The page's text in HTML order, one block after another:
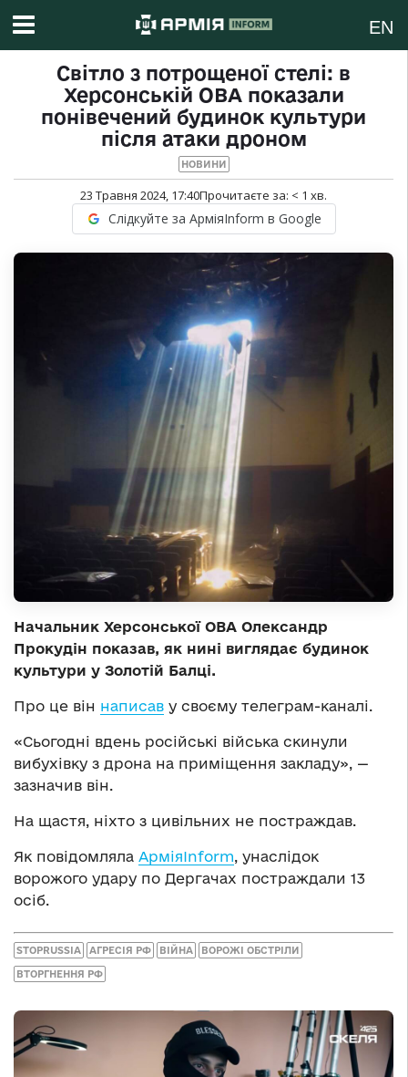
EN
Світло з потрощеної стелі: в
Херсонській ОВА показали
понівечений будинок культури
після атаки дроном
НОВИНИ
23 Травня 2024, 17:40Прочитаєте за: < 1 хв.
Слідкуйте за АрміяInform в Google
Начальник Херсонської ОВА Олександр
Прокудін показав, як нині виглядає будинок
культури у Золотій Балці.
Про це він написав у своєму телеграм-каналі.
«Сьогодні вдень російські війська скинули
вибухівку з дрона на приміщення закладу», —
зазначив він.
На щастя, ніхто з цивільних не постраждав.
Як повідомляла АрміяInform, унаслідок
ворожого удару по Дергачах постраждали 13
осіб.
STOPRUSSIA АГРЕСІЯ РФ ВІЙНА ВОРОЖІ ОБСТРІЛИ
ВТОРГНЕННЯ РФ